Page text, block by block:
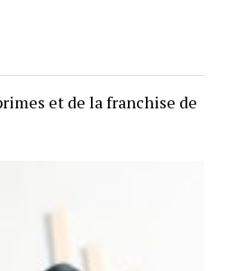
et de la franchise de